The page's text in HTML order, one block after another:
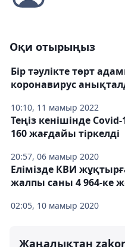
Оқи отырыңыз
10:10, 11 мамыр 2022
Бір тәулікте төрт
коронавирус
20:57, 06 мамыр 2020
Теңіз кенішінде Covid-
160 жағдайы тіркелді
02:05, 10 мамыр 2020
Елімізде КВИ
жалпы саны 4 964-ке
Жаңалықтан